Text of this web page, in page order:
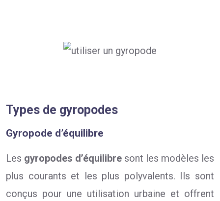
Types de gyropodes
Gyropode d’équilibre
Les gyropodes d’équilibre sont les modèles les
plus courants et les plus polyvalents. Ils sont
conçus pour une utilisation urbaine et offrent